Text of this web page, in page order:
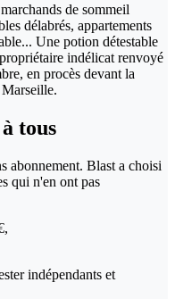
de sommeil
délabrés, appartements
Une potion détestable
indélicat renvoyé
en procès devant la
à tous
abonnement. Blast a choisi
qui n'en ont pas
indépendants et